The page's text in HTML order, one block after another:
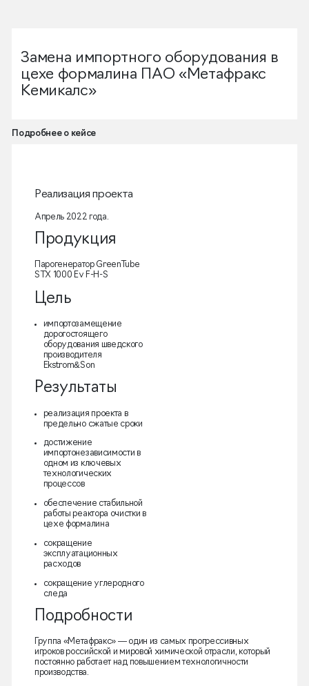
Замена импортного оборудования в
цехе формалина ПАО «Метафракс
Кемикалс»
Подробнее о кейсе
Реализация проекта
Апрель 2022 года.
Продукция
Парогенератор GreenTube
STX 1000 Ev F-H-S
Цель
импортозамещение
дорогостоящего
оборудования шведского
производителя
Ekstrom&Son
Результаты
реализация проекта в
предельно сжатые сроки
достижение
импортонезависимости в
одном из ключевых
технологических
процессов
обеспечение стабильной
работы реактора очистки в
цехе формалина
сокращение
эксплуатационных
расходов
сокращение углеродного
следа
Подробности
Группа «Метафракс» — один из самых прогрессивных
игроков российской и мировой химической отрасли, который
постоянно работает над повышением технологичности
производства.